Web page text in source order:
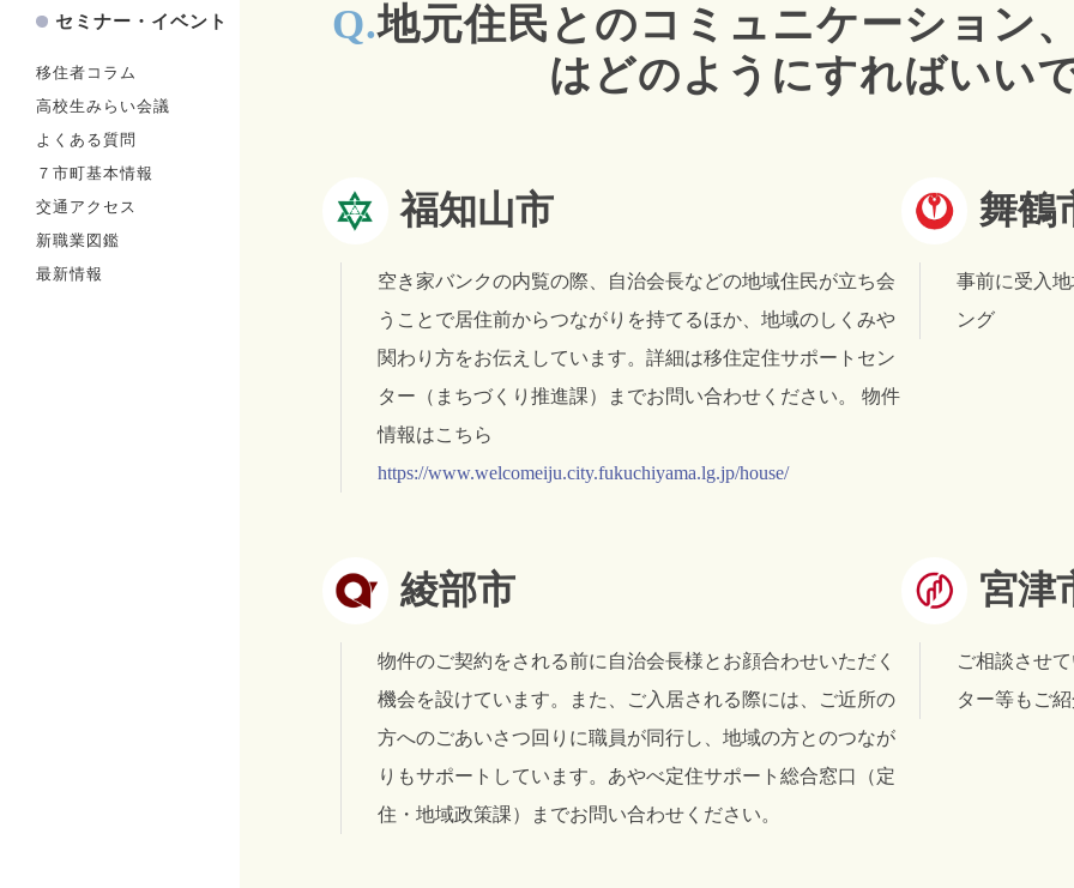
セミナー・イベント
移住者コラム
高校生みらい会議
よくある質問
７市町基本情報
交通アクセス
新職業図鑑
最新情報
Q.地元住民とのコミュニケーション
はどのようにすればいい
福知山市
空き家バンクの内覧の際、自治会長などの地域住民が立ち会
うことで居住前からつながりを持てるほか、地域のしくみや
関わり方をお伝えしています。詳細は移住定住サポートセン
ター（まちづくり推進課）までお問い合わせください。 物件
情報はこちら
https://www.welcomeiju.city.fukuchiyama.lg.jp/house/
舞鶴
事前に受入
ング
綾部市
物件のご契約をされる前に自治会長様とお顔合わせいただく
機会を設けています。また、ご入居される際には、ご近所の
方へのごあいさつ回りに職員が同行し、地域の方とのつなが
りもサポートしています。あやべ定住サポート総合窓口（定
住・地域政策課）までお問い合わせください。
宮津
ご相談させ
ター等もご